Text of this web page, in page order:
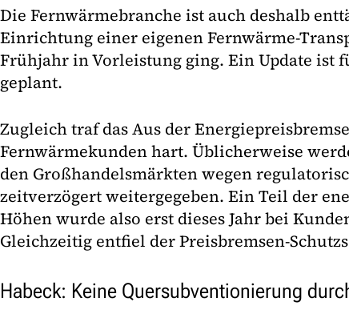
Die Fernwärmebranche ist auch deshalb
Einrichtung einer eigenen Fernwärme-
Frühjahr in Vorleistung ging. Ein Update ist
geplant.
Zugleich traf das Aus der
Fernwärmekunden hart. Üblicherweise
den Großhandelsmärkten wegen
zeitverzögert weitergegeben. Ein Teil der
Höhen wurde also erst dieses Jahr bei
Gleichzeitig entfiel der Preisbremsen-
Habeck: Keine Quersubventionierung